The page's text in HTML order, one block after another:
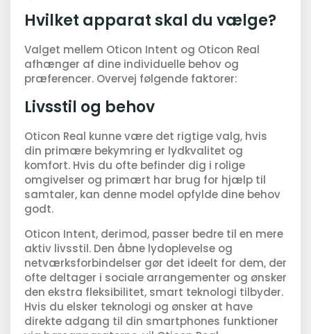
Hvilket apparat skal du vælge?
Valget mellem Oticon Intent og Oticon Real
afhænger af dine individuelle behov og
præferencer. Overvej følgende faktorer:
Livsstil og behov
Oticon Real kunne være det rigtige valg, hvis
din primære bekymring er lydkvalitet og
komfort. Hvis du ofte befinder dig i rolige
omgivelser og primært har brug for hjælp til
samtaler, kan denne model opfylde dine behov
godt.
Oticon Intent, derimod, passer bedre til en mere
aktiv livsstil. Den åbne lydoplevelse og
netværksforbindelser gør det ideelt for dem, der
ofte deltager i sociale arrangementer og ønsker
den ekstra fleksibilitet, smart teknologi tilbyder.
Hvis du elsker teknologi og ønsker at have
direkte adgang til din smartphones funktioner